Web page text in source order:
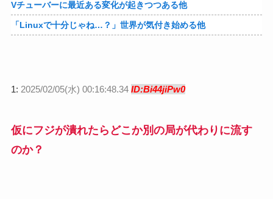
Vチューバーに最近ある変化が起きつつある他
「Linuxで十分じゃね…？」世界が気付き始める他
1: 2025/02/05(水) 00:16:48.34 ID:Bi44jiPw0
仮にフジが潰れたらどこか別の局が代わりに流す
のか？